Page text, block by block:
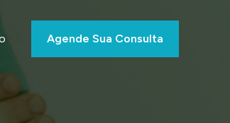
Agende Sua Consulta